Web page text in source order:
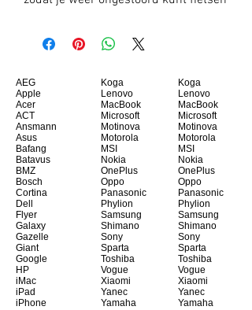
AEG
Apple
Acer
ACT
Ansmann
Asus
Bafang
Batavus
BMZ
Bosch
Cortina
Dell
Flyer
Galaxy
Gazelle
Giant
Google
HP
iMac
iPad
iPhone
Koga
Lenovo
MacBook
Microsoft
Motinova
Motorola
MSI
Nokia
OnePlus
Oppo
Panasonic
Phylion
Samsung
Shimano
Sony
Sparta
Toshiba
Vogue
Xiaomi
Yanec
Yamaha
Koga
Lenovo
MacBook
Microsoft
Motinova
Motorola
MSI
Nokia
OnePlus
Oppo
Panasonic
Phylion
Samsung
Shimano
Sony
Sparta
Toshiba
Vogue
Xiaomi
Yanec
Yamaha